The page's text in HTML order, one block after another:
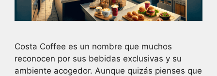
Costa Coffee es un nombre que muchos
reconocen por sus bebidas exclusivas y su
ambiente acogedor. Aunque quizás pienses que